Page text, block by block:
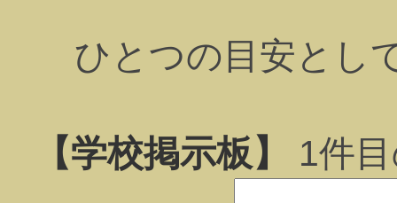
ひとつの目安とし
【学校掲示板】 1件